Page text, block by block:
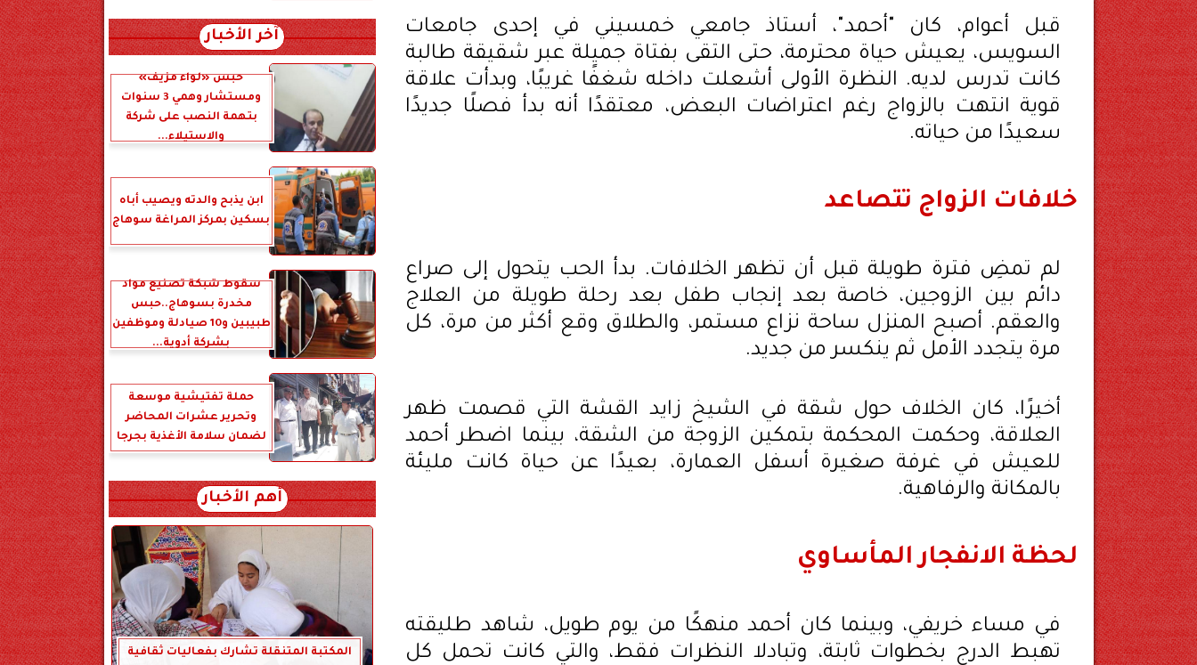
قبل أعوام، كان "أحمد"، أستاذ جامعي خمسيني في إحدى جامعات
السويس، يعيش حياة محترمة، حتى التقى بفتاة جميلة عبر شقيقة طالبة
كانت تدرس لديه. النظرة الأولى أشعلت داخله شغفًا غريبًا، وبدأت علاقة
قوية انتهت بالزواج رغم اعتراضات البعض، معتقدًا أنه بدأ فصلًا جديدًا
سعيدًا من حياته.
خلافات الزواج تتصاعد
لم تمضِ فترة طويلة قبل أن تظهر الخلافات. بدأ الحب يتحول إلى صراع
دائم بين الزوجين، خاصة بعد إنجاب طفل بعد رحلة طويلة من العلاج
والعقم. أصبح المنزل ساحة نزاع مستمر، والطلاق وقع أكثر من مرة، كل
مرة يتجدد الأمل ثم ينكسر من جديد.
أخيرًا، كان الخلاف حول شقة في الشيخ زايد القشة التي قصمت ظهر
العلاقة، وحكمت المحكمة بتمكين الزوجة من الشقة، بينما اضطر أحمد
للعيش في غرفة صغيرة أسفل العمارة، بعيدًا عن حياة كانت مليئة
بالمكانة والرفاهية.
لحظة الانفجار المأساوي
في مساء خريفي، وبينما كان أحمد منهكًا من يوم طويل، شاهد طليقته
تهبط الدرج بخطوات ثابتة، وتبادلا النظرات فقط، والتي كانت تحمل كل
آخر الأخبار
حبس «لواء مزيف»
ومستشار وهمي 3 سنوات
بتهمة النصب على شركة
والاستيلاء...
ابن يذبح والدته ويصيب أباه
بسكين بمركز المراغة سوهاج
سقوط شبكة تصنيع مواد
مخدرة بسوهاج..حبس
طبيبين و10 صيادلة وموظفين
بشركة أدوية...
حملة تفتيشية موسعة
وتحرير عشرات المحاضر
لضمان سلامة الأغذية بجرجا
أهم الأخبار
المكتبة المتنقلة تشارك بفعاليات ثقافية